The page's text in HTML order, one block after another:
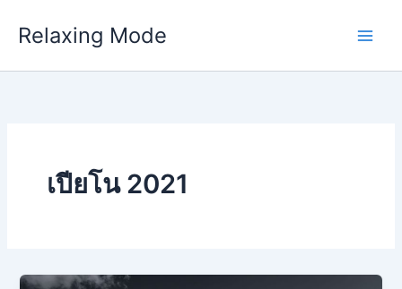
Relaxing Mode
เปียโน 2021